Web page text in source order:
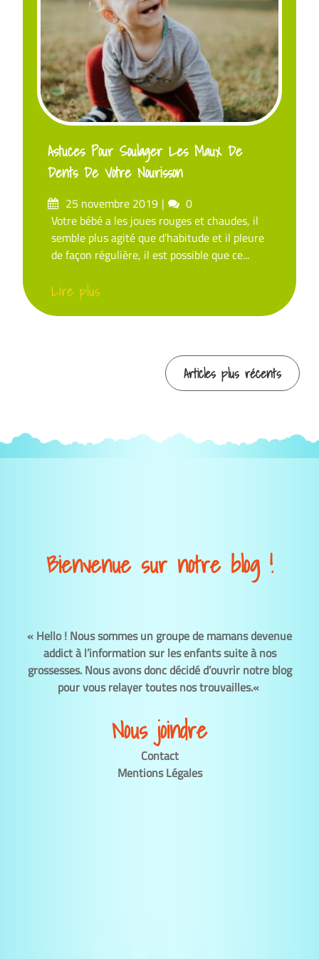
Astuces Pour Soulager Les Maux De
Dents De Votre Nourisson
Posted
on
25 novembre 2019 Comments
0
Votre bébé a les joues rouges et chaudes, il
semble plus agité que d’habitude et il pleure
de façon régulière, il est possible que ce...
Lire plus
articles
Articles plus récents
Bienvenue sur notre blog !
« Hello! Nous sommes un groupe de mamans devenue
addict à l’information sur les enfants suite à nos
grossesses.Nous avons donc décidé d’ouvrir notre blog
pour vous relayer toutes nos trouvailles.«
Nous joindre
Contact
Mentions Légales